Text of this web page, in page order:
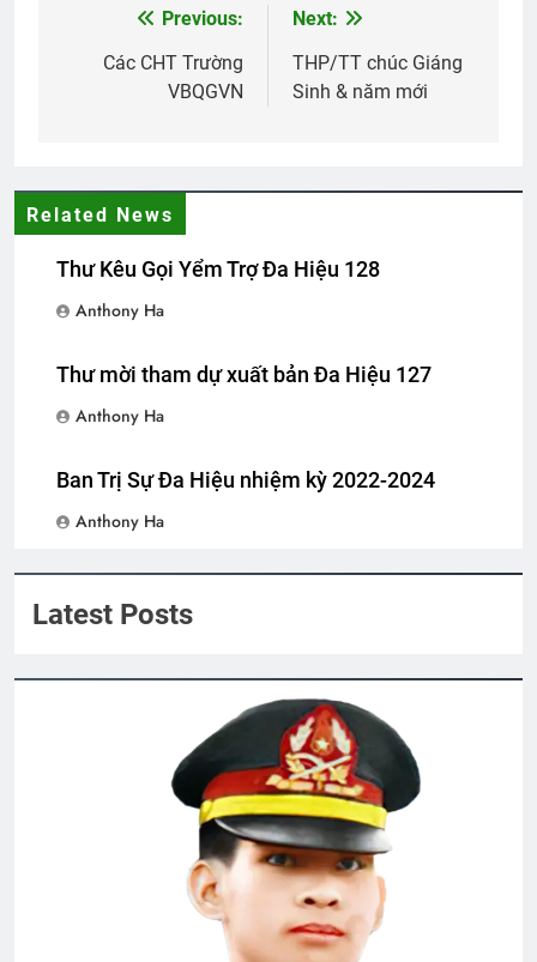
navigation
Previous:
Các CHT Trường
VBQGVN
Next:
THP/TT chúc Giáng
Sinh & năm mới
Related News
Thư Kêu Gọi Yểm Trợ Đa Hiệu 128
Anthony Ha
Thư mời tham dự xuất bản Đa Hiệu 127
Anthony Ha
Ban Trị Sự Đa Hiệu nhiệm kỳ 2022-2024
Anthony Ha
Latest Posts